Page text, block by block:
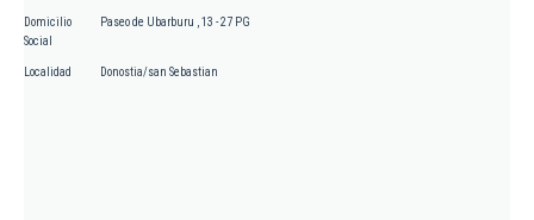
Domicilio
Social
Paseo de Ubarburu , 13 - 27 PG
Localidad Donostia/san Sebastian